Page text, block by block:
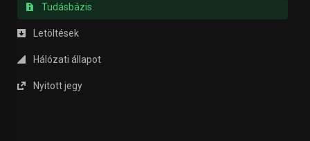
Tudásbázis
Letöltések
Hálózati állapot
Nyitott jegy